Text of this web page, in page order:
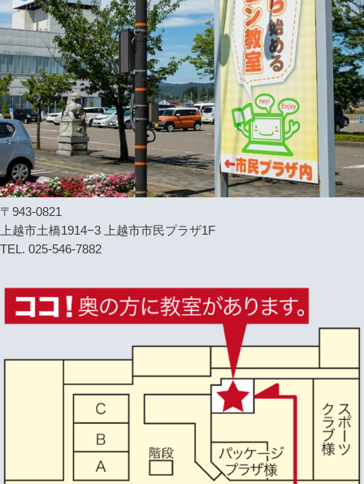
〒943-0821
上越市土橋1914−3 上越市市民プラザ1F
TEL. 025-546-7882